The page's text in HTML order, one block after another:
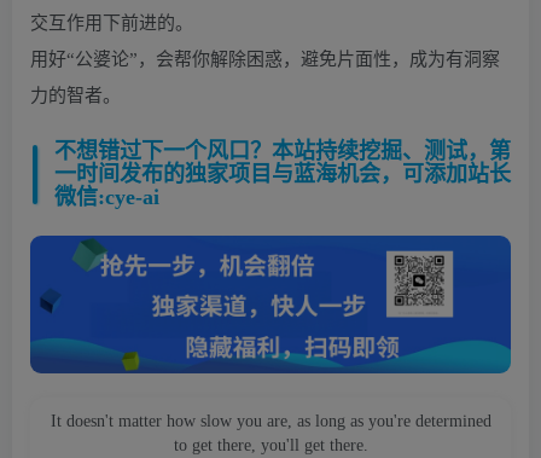
交互作用下前进的。
用好“公婆论”，会帮你解除困惑，避免片面性，成为有洞察
力的智者。
不想错过下一个风口？本站持续挖掘、测试，第
一时间发布的独家项目与蓝海机会，可添加站长
微信:cye-ai
It doesn't matter how slow you are, as long as you're determined
to get there, you'll get there.